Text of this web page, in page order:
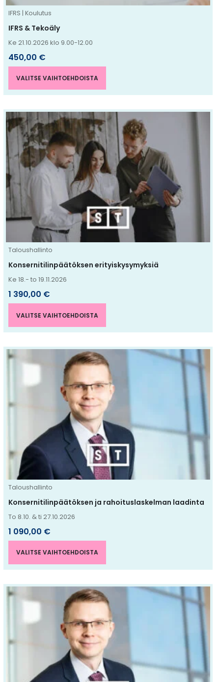
IFRS | Koulutus
IFRS & Tekoäly
Ke 21.10.2026 klo 9.00-12.00
450,00 €
VALITSE VAIHTOEHDOISTA
sivulla.
Taloushallinto
Konsernitilinpäätöksen erityiskysymyksiä
Ke 18.- to 19.11.2026
1 390,00 €
VALITSE VAIHTOEHDOISTA
Tällä
tuotteella
on
useampi
muunnelma.
Voit
tehdä
valinnat
tuotteen
sivulla.
Taloushallinto
Konsernitilinpäätöksen ja rahoituslaskelman laadinta
To 8.10. & ti 27.10.2026
1 090,00 €
VALITSE VAIHTOEHDOISTA
Tällä
tuotteella
on
useampi
muunnelma.
Voit
tehdä
valinnat
tuotteen
sivulla.
Tällä
tuotteella
on
useampi
muunnelma.
Voit
tehdä